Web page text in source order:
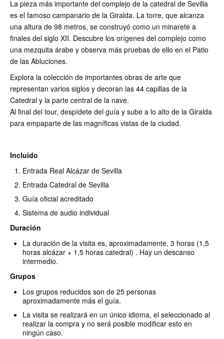
La pieza más importante del complejo de la catedral de Sevilla
es el famoso campanario de la Giralda. La torre, que alcanza
una altura de 98 metros, se construyó como un minarete a
finales del siglo XII. Descubre los orígenes del complejo como
una mezquita árabe y observa más pruebas de ello en el Patio
de las Abluciones.
Explora la colección de importantes obras de arte que
representan varios siglos y decoran las 44 capillas de la
Catedral y la parte central de la nave.
Al final del tour, despídete del guía y sube a lo alto de la Giralda
para empaparte de las magníficas vistas de la ciudad.
Incluido
Entrada Real Alcázar de Sevilla
Entrada Catedral de Sevilla
Guía oficial acreditado
Sistema de audio individual
Duración
La duración de la visita es, aproximadamente, 3 horas (1,5
horas alcázar + 1,5 horas catedral) . Hay un descanso
intermedio.
Grupos
Los grupos reducidos son de 25 personas
aproximadamente más el guía.
La visita se realizará en un único idioma, el seleccionado al
realizar la compra y no será posible modificar esto en
ningún caso.